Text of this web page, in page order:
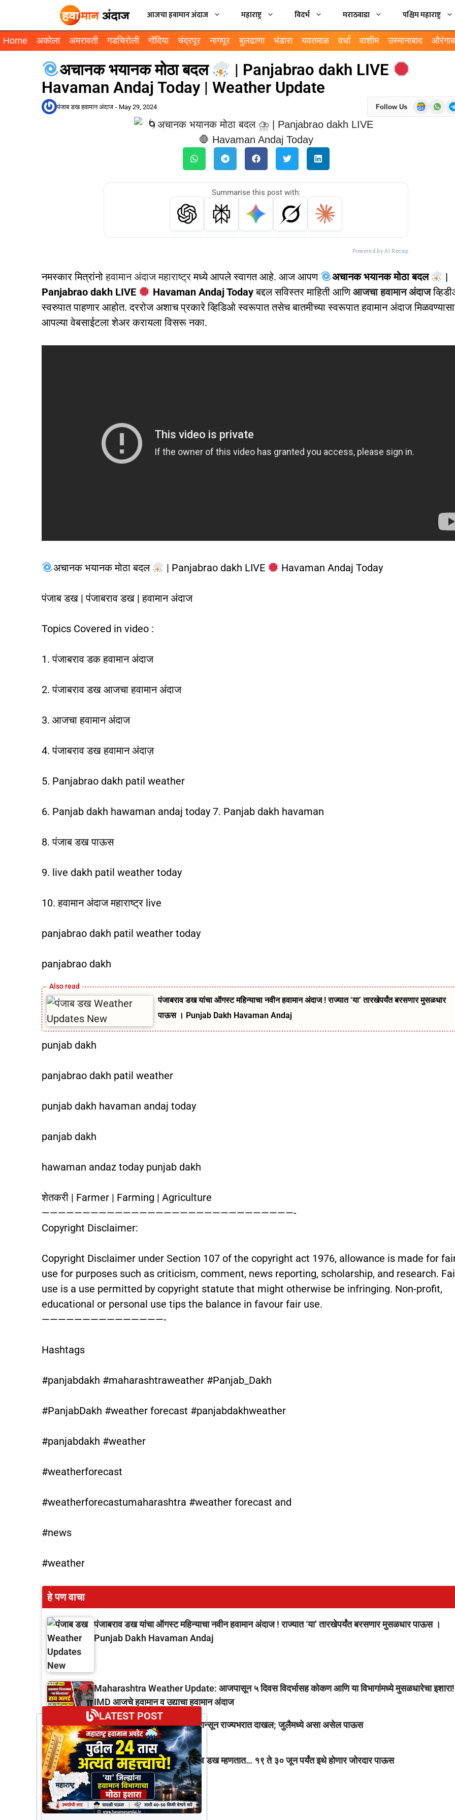
आजचा हवामान अंदाज महाराष्ट्र विदर्भ मराठवाडा पश्चिम महाराष्ट्र
Home अकोला अमरावती गडचिरोली गोंदिया चंद्रपूर नागपूर बुलढाणा भंडारा यवतमाळ वर्धा वाशीम उस्मानाबाद
अचानक भयानक मोठा बदल
| Panjabrao dakh LIVE
Havaman Andaj Today | Weather Update
पंजाब डख हवामान अंदाज - May 29, 2024 Follow Us
Summarise this post with:
Powered by AI Recap
नमस्कार मित्रांनोहवामान अंदाज महाराष्ट्रमध्ये आपले स्वागत आहे. आज आपण अचानक भयानक मोठा बदल
|
Panjabrao dakh LIVE
Havaman Andaj Todayबद्दल सविस्तर माहिती आणिआजचा हवामान अंदाज
स्वरुपात पाहणार आहोत. दररोज अशाच प्रकारे व्हिडिओ स्वरूपात तसेच बातमीच्या स्वरूपात हवामान अंदाज
आपल्या वेबसाईटला शेअर करायला विसरू नका.
अचानक भयानक मोठा बदल | Panjabrao dakh LIVE Havaman Andaj Today
पंजाब डख | पंजाबराव डख | हवामान अंदाज
Topics Covered in video :
1. पंजाबराव डक हवामान अंदाज
2. पंजाबराव डख आजचा हवामान अंदाज
3. आजचा हवामान अंदाज
4. पंजाबराव डख हवामान अंदाज़
5. Panjabrao dakh patil weather
6. Panjab dakh hawaman andaj today 7. Panjab dakh havaman
8. पंजाब डख पाऊस
9. live dakh patil weather today
10. हवामान अंदाज महाराष्ट्र live
panjabrao dakh patil weather today
panjabrao dakh
पंजाबराव डख यांचा ऑगस्ट महिन्याचा नवीन हवामान अंदाज ! राज्यात ‘या’ तारखेपर्यंत बरसणार मुसळधार
पाऊस । Punjab Dakh Havaman Andaj
punjab dakh
panjabrao dakh patil weather
punjab dakh havaman andaj today
panjab dakh
hawaman andaz today punjab dakh
शेतकरी | Farmer | Farming | Agriculture
———————————————————————————————-
Copyright Disclaimer:
Copyright Disclaimer under Section 107 of the copyright act 1976, allowance is made for
use for purposes such as criticism, comment, news reporting, scholarship, and research.
use is a use permitted by copyright statute that might otherwise be infringing. Non-profit,
educational or personal use tips the balance in favour fair use.
———————————————-
Hashtags
#panjabdakh #maharashtraweather #Panjab_Dakh
#PanjabDakh #weather forecast #panjabdakhweather
#panjabdakh #weather
#weatherforecast
#weatherforecastumaharashtra #weather forecast and
#news
#weather
हे पण वाचा
पंजाबराव डख यांचा ऑगस्ट महिन्याचा नवीन हवामान अंदाज ! राज्यात ‘या’ तारखेपर्यंत बरसणार मुसळधार पाऊस ।
Punjab Dakh Havaman Andaj
Maharashtra Weather Update: आजपासून ५ दिवस विदर्भासह कोकण आणि या विभागांमध्ये मुसळधारेचा इशारा!
IMD आजचे हवामान व उद्याचा हवामान अंदाज
Monsoon Update: गुडन्यूज! मान्सून राज्यभरात दाखल; जुलैमध्ये असा असेल पाऊस
Panjab Dakh Live । पंजाबराव डख म्हणतात… १९ ते ३० जून पर्यंत इथे होणार जोरदार पाऊस
LATEST POST